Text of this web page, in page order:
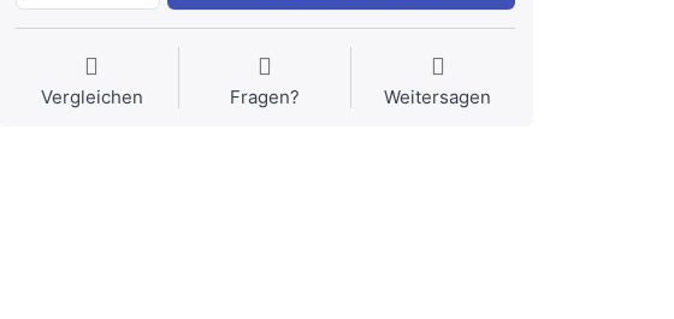
Vergleichen Fragen? Weitersagen